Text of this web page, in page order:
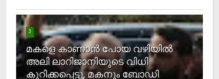
3
മകളെ കാണാന്‍ പോയ വഴിയില്‍
അലി ലാറിജാനിയുടെ വിധി
കുറിക്കപ്പെട്ടു, മകനും ബോഡി